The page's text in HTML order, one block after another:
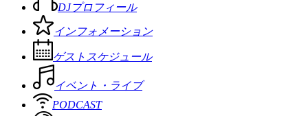
DJプロフィール
インフォメーション
ゲストスケジュール
イベント・ライブ
PODCAST